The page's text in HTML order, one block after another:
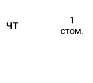
ЧТ
1
стом.